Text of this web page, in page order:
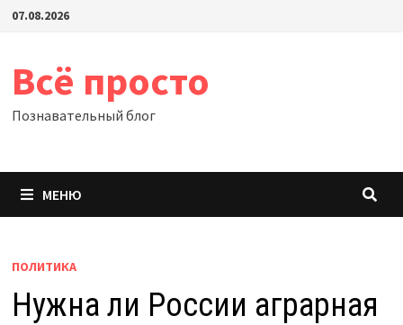
Перейти
07.08.2026
Всё просто
Познавательный блог
МЕНЮ
ПОЛИТИКА
Нужна ли России аграрная